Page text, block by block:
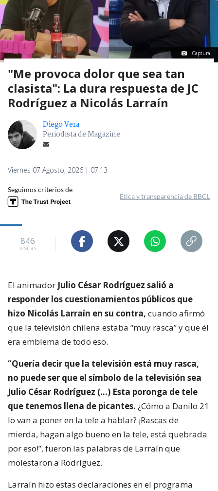
Captura
"Me provoca dolor que sea tan
clasista": La dura respuesta de JC
Rodríguez a Nicolás Larraín
Diego Vera
Periodista de Magazine
Viernes 07 Agosto, 2026 | 07:13
Seguimos criterios de
Ética y transparencia de BBCL
846
visitas
El animador Julio César Rodríguez salió a
responder los cuestionamientos públicos que
hizo Nicolás Larraín en su contra, cuando afirmó
que la televisión chilena estaba “muy rasca” y que él
era emblema de todo eso.
“Quería decir que la televisión está muy rasca,
no puede ser que el símbolo de la televisión sea
Julio César Rodríguez (…) Esta poronga de tele
que tenemos llena de picantes. ¿Cómo a Danilo 21
lo van a poner en la tele a hablar? ¡Rascas de
mierda, hagan algo bueno en la tele, está quebrada
por eso!”, fueron las palabras de Larraín que
molestaron a Rodríguez.
Larraín hizo estas declaraciones en el programa